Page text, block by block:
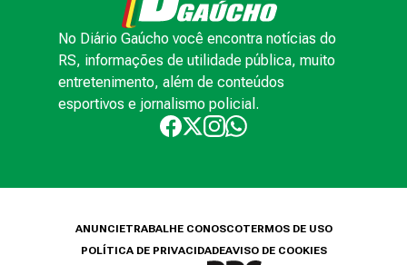
No Diário Gaúcho você encontra notícias do
RS, informações de utilidade pública, muito
entretenimento, além de conteúdos
esportivos e jornalismo policial.
ANUNCIETRABALHE CONOSCOTERMOS DE USO
POLÍTICA DE PRIVACIDADEAVISO DE COOKIES